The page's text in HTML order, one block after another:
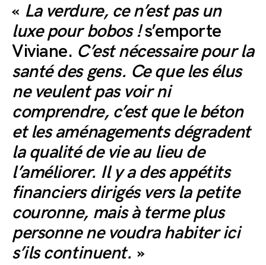
« La verdure, ce n’est pas un
luxe pour bobos !s’emporte
Viviane. C’est nécessaire pour la
santé des gens. Ce que les élus
ne veulent pas voir ni
comprendre, c’est que le béton
et les aménagements dégradent
la qualité de vie au lieu de
l’améliorer. Il y a des appétits
financiers dirigés vers la petite
couronne, mais à terme plus
personne ne voudra habiter ici
s’ils continuent. »